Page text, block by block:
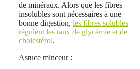
de minéraux. Alors que les fibres
insolubles sont nécessaires à une
bonne digestion, les fibres solubles
régulent les taux de glycémie et de
cholestérol.
Astuce minceur :